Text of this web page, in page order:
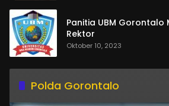
Panitia UBM Gorontalo
Rektor
Oktober 10, 2023
Polda Gorontalo